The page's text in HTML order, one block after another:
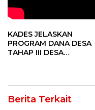
KADES JELASKAN
PROGRAM DANA DESA
TAHAP III DESA
Berita Terkait